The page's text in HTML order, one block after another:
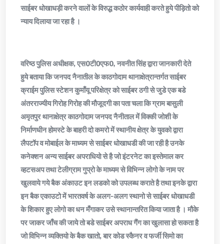
साईबर धोखाधड़ी करने वालों के विरुद्ध कठोर कार्यवाही करते हुये पीड़ितो को
न्याय दिलाया जा रहा है ।
वरिष्ठ पुलिस अधीक्षक, एस0टी0एफ0, नवनीत सिंह द्वारा जानकारी देते
हुये बताया कि जनपद नैनातील के काठगोदाम थानाक्षेत्रान्तर्गत साईबर
क्राईम पुलिस स्टेशन कुमाँयू परिक्षेत्र को साईबर ठगी से जुडे एक बडे
अंतरराज्यीय गिरोह गिरोह की मौजूदगी का पता चला कि ग्राम बासुली
अमृतपुर थानाक्षेत्र काठगोदाम जनपद नैनीताल में विक्की जोशी के
निर्माणधीन होमस्टे के बाहरी दो कमरो में स्थानीय क्षेत्र के युवको द्वारा
लैपटॉप व मोबाईल के माध्यम से साईबर धोखाधडी की जा रही है उनके
कनेक्शन अन्य साईबर अपराधियो से है जो इंटरनेट का इस्तेमाल कर
व्हटसअप तथा टेलीग्राम गुप्रो के माध्यम से विभिन्न लोगो के नाम पर
खुलवाये गये बैक अंकाउट इन लडको को उपलब्ध कराते है तथा इनके द्वारा
इन बैक एकाउटो में भारतवर्ष के अलग-अलग स्थानो से साईबर धोखाधडी
के शिकार हुए लोगो का धन मँगाकर उसे स्थानान्तरित किया जाता है । मौके
पर जाकर जाँच की जाये तो बडे साईबर अपराध गैंग का खुलासा हो सकता है
जो विभिन्न व्यक्तियो के बैक खातो, बार कोड स्कैनर व फर्जी सिमो का